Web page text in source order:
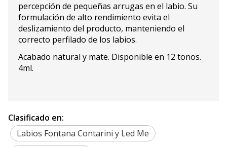
percepción de pequeñas arrugas en el labio. Su
formulación de alto rendimiento evita el
deslizamiento del producto, manteniendo el
correcto perfilado de los labios.
Acabado natural y mate. Disponible en 12 tonos.
4ml.
Clasificado en:
Labios Fontana Contarini y Led Me